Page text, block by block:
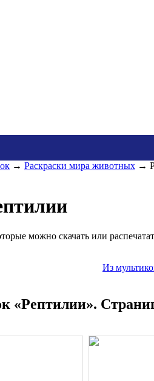
→ Раскраски мира животных →
можно скачать или
Из
«Рептилии».